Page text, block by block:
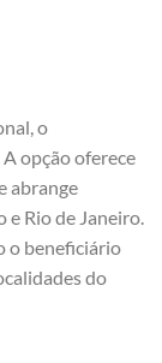
o
opção oferece
abrange
e Rio de Janeiro.
o beneficiário
do